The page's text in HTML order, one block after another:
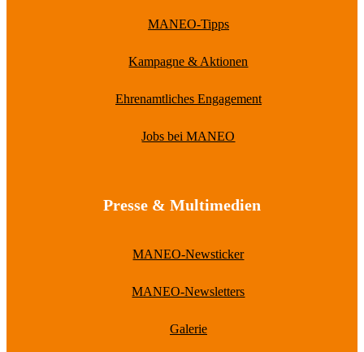
MANEO-Tipps
Kampagne & Aktionen
Ehrenamtliches Engagement
Jobs bei MANEO
Presse & Multimedien
MANEO-Newsticker
MANEO-Newsletters
Galerie